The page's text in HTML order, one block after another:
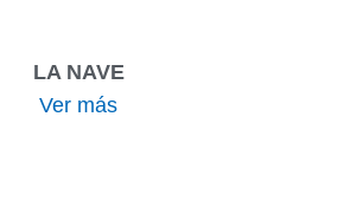
LA NAVE
Ver más